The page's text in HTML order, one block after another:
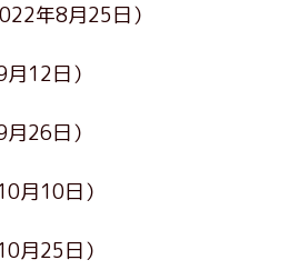
年8月25日）
12日）
26日）
月10日）
月25日）